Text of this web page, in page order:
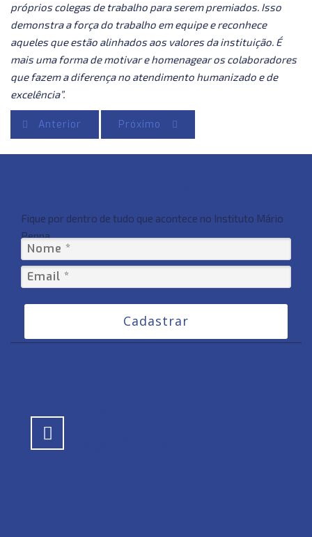
próprios colegas de trabalho para serem premiados. Isso
demonstra a força do trabalho em equipe e reconhece
aqueles que estão alinhados aos valores da instituição. É
mais uma forma de motivar e homenagear os colaboradores
que fazem a diferença no atendimento humanizado e de
excelência”.
Anterior Próximo
Fique por dentro de tudo que acontece no Instituto Mário
Penna
Cadastrar